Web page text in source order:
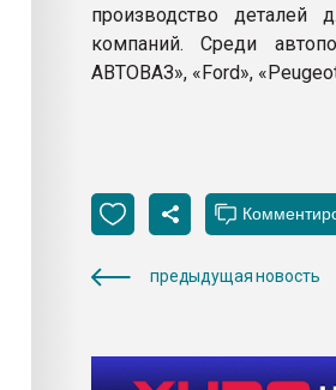
производство деталей
компаний. Среди
АВТОВАЗ», «Ford»,
предыдущая новость